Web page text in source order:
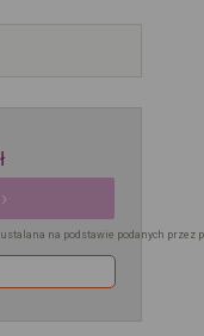
na podstawie podanych przez